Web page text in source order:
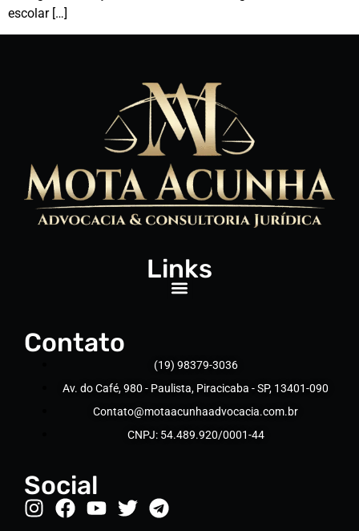
escolar […]
Links
Contato
(19) 98379-3036
Av. do Café, 980 - Paulista, Piracicaba - SP, 13401-090
Contato@motaacunhaadvocacia.com.br
CNPJ: 54.489.920/0001-44
Social